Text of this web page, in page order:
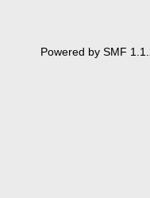
Powered by SMF